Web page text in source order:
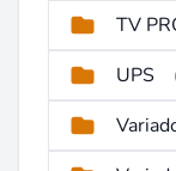
TV
UPS